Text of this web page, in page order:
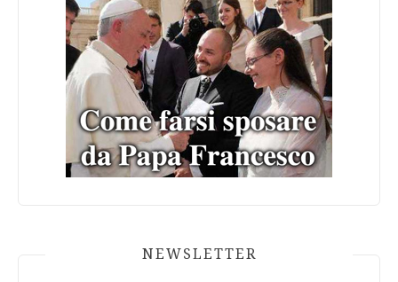
NEWSLETTER